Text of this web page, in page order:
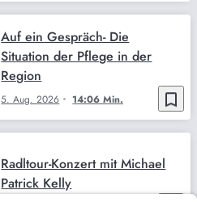
bookmark_border
5. Aug. 2026 14:06 Min.
Auf ein Gespräch- Die
Situation der Pflege in der
Region
Radltour-Konzert mit Michael
Patrick Kelly